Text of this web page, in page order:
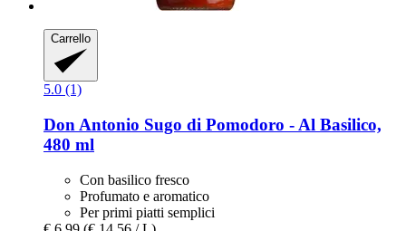
Carrello
5.0 (1)
Don Antonio Sugo di Pomodoro -​ Al Basilico,
480 ml
Con basilico fresco
Profumato e aromatico
Per primi piatti semplici